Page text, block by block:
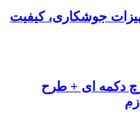
جوشکاری، کیفیت
دکمه ای + طرح